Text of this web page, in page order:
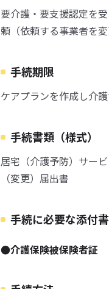
要介護・要支援認定を
頼（依頼する事業者を
手続期限
ケアプランを作成し介
手続書類（様式）
居宅（介護予防）サー
（変更）届出書
手続に必要な添付
●介護保険被保険者証